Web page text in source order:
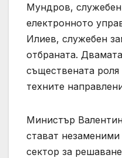
Мундров,
електронното
Илиев, служебен
отбраната.
съществената роля
техните
Министър
стават
сектор за